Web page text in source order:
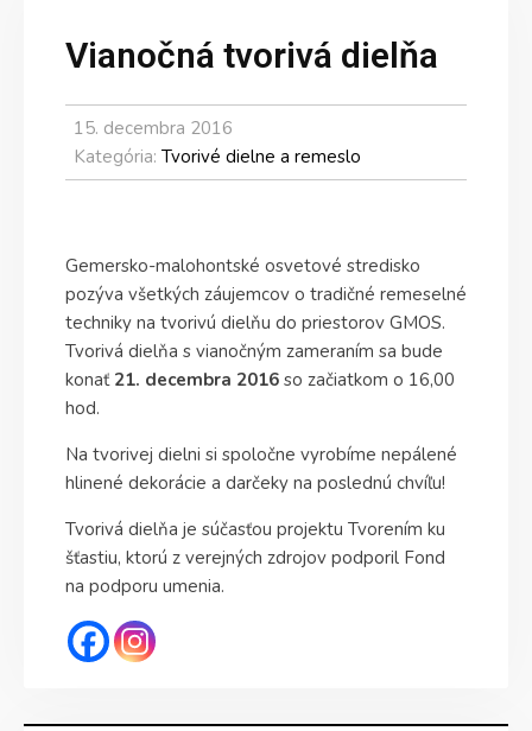
Vianočná tvorivá dielňa
15. decembra 2016
Kategória: Tvorivé dielne a remeslo
Gemersko-malohontské osvetové stredisko
pozýva všetkých záujemcov o tradičné remeselné
techniky na tvorivú dielňu do priestorov GMOS.
Tvorivá dielňa s vianočným zameraním sa bude
konať 21. decembra 2016 so začiatkom o 16,00
hod.
Na tvorivej dielni si spoločne vyrobíme nepálené
hlinené dekorácie a darčeky na poslednú chvíľu!
Tvorivá dielňa je súčasťou projektu Tvorením ku
šťastiu, ktorú z verejných zdrojov podporil Fond
na podporu umenia.